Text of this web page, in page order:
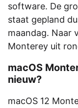
software. De
staat gepland
maandag. Naar
Monterey uit
macOS
nieuw?
macOS 12